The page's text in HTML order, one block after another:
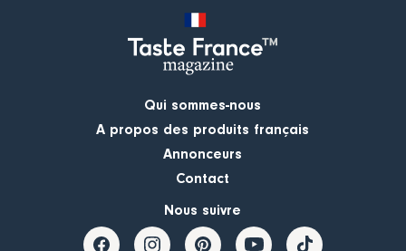
Qui sommes-nous
A propos des produits français
Annonceurs
Contact
Nous suivre